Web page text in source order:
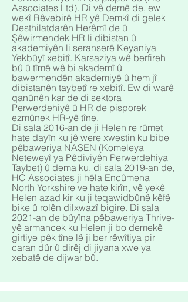
Associates Ltd). Di vê demê de, ew
wekî Rêvebirê HR yê Demkî di gelek
Desthilatdarên Herêmî de û
Şêwirmendek HR li dibistan û
akademiyên li seranserê Keyaniya
Yekbûyî xebitî. Karsaziya wê berfireh
bû û tîmê wê bi akademî û
bawermendên akademiyê û hem jî
dibistanên taybetî re xebitî. Ew di warê
qanûnên kar de di sektora
Perwerdehiyê û HR de pisporek
ezmûnek HR-yê tîne.
Di sala 2016-an de ji Helen re rûmet
hate dayîn ku jê were xwestin ku bibe
pêbaweriya NASEN (Komeleya
Neteweyî ya Pêdiviyên Perwerdehiya
Taybet) û dema ku, di sala 2019-an de,
HC Associates ji hêla Encûmena
North Yorkshire ve hate kirîn, vê yekê
Helen azad kir ku ji teqawidbûnê kêfê
bike û rolên dilxwazî bigire. Di sala
2021-an de bûyîna pêbaweriya Thrive-
yê armancek ku Helen ji bo demekê
girtiye pêk tîne lê ji ber rêwîtiya pir
caran dûr û dirêj di jiyana xwe ya
xebatê de dijwar bû.